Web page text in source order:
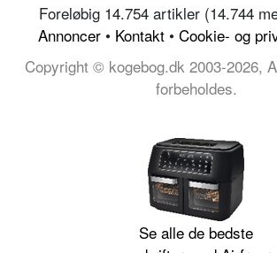
Foreløbig 14.754 artikler (14.744
Annoncer • Kontakt • Cookie- og
Copyright © kogebog.dk 2003-2026,
forbeholdes.
Se alle de bedste